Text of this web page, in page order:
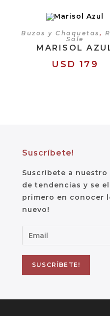
SELECCIONAR
Buzos y Chaquetas ,
Sale
MARISOL
USD 179
Suscríbete!
Suscríbete a nuestro
de tendencias y se el
primero en conocer
nuevo!